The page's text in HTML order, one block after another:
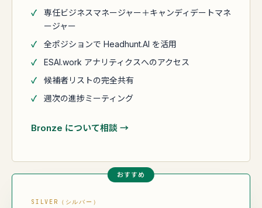
✓
専任ビジネスマネージャー＋キャンディデートマネ
ージャー
✓
全ポジションで Headhunt.AI を活用
✓
ESAI.work アナリティクスへのアクセス
✓
候補者リストの完全共有
✓
週次の進捗ミーティング
Bronze について相談 →
おすすめ
SILVER（シルバー）